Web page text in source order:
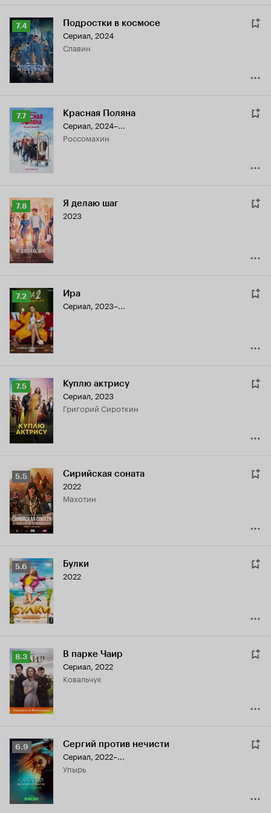
Рейтинг
Кинопоиска
7.4
7.4 Подростки в космосе
Сериал, 2024
Славин
Рейтинг
Кинопоиска
7.7
7.7 Красная Поляна
Сериал, 2024–...
Россомахин
Рейтинг
Кинопоиска
7.8
7.8 Я делаю шаг
2023
Рейтинг
Кинопоиска
7.2
7.2 Ира
Сериал, 2023–...
Рейтинг
Кинопоиска
7.5
7.5 Куплю актрису
Сериал, 2023
Григорий Сироткин
Рейтинг
Кинопоиска
5.5
5.5 Сирийская соната
2022
Махотин
Рейтинг
Кинопоиска
5.6
5.6 Булки
2022
Рейтинг
Кинопоиска
8.3
8.3 В парке Чаир
Сериал, 2022
Ковальчук
Рейтинг
Кинопоиска
6.9
6.9 Сергий против нечисти
Сериал, 2022–...
Упырь